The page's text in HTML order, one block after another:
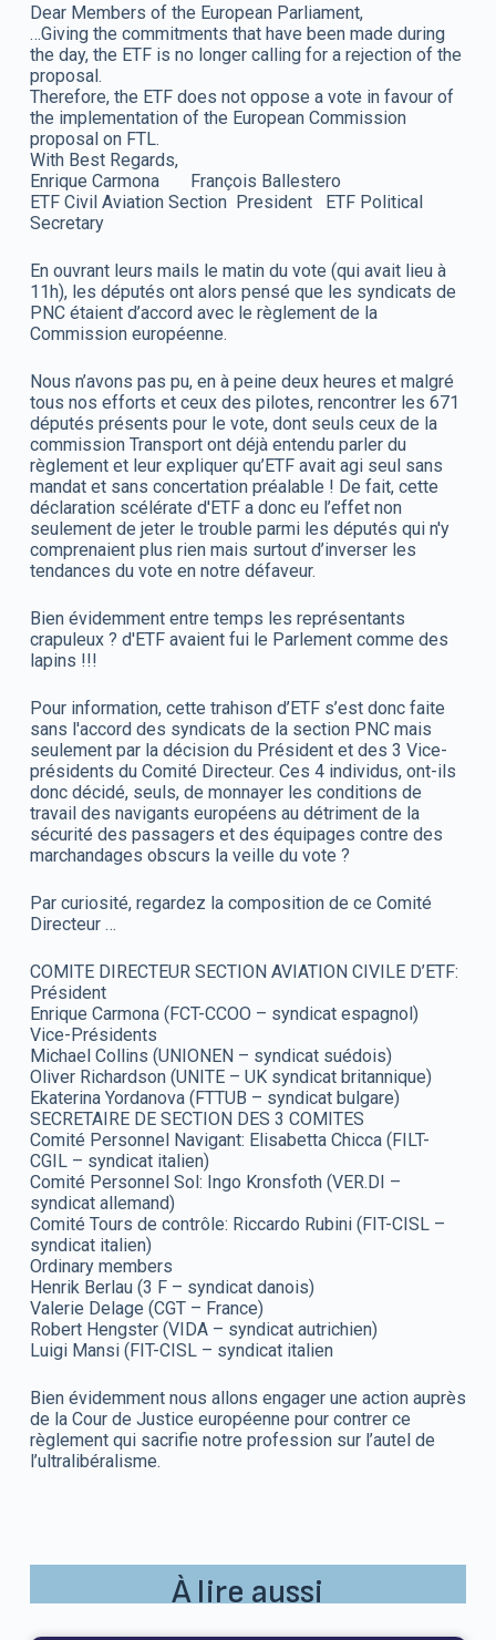
Dear Members of the European Parliament,
…Giving the commitments that have been made during
the day, the ETF is no longer calling for a rejection of the
proposal.
Therefore, the ETF does not oppose a vote in favour of
the implementation of the European Commission
proposal on FTL.
With Best Regards,
Enrique Carmona François Ballestero
ETF Civil Aviation Section President ETF Political
Secretary
En ouvrant leurs mails le matin du vote (qui avait lieu à
11h), les députés ont alors pensé que les syndicats de
PNC étaient d’accord avec le règlement de la
Commission européenne.
Nous n’avons pas pu, en à peine deux heures et malgré
tous nos efforts et ceux des pilotes, rencontrer les 671
députés présents pour le vote, dont seuls ceux de la
commission Transport ont déjà entendu parler du
règlement et leur expliquer qu’ETF avait agi seul sans
mandat et sans concertation préalable ! De fait, cette
déclaration scélérate d'ETF a donc eu l’effet non
seulement de jeter le trouble parmi les députés qui n'y
comprenaient plus rien mais surtout d’inverser les
tendances du vote en notre défaveur.
Bien évidemment entre temps les représentants
crapuleux ? d'ETF avaient fui le Parlement comme des
lapins !!!
Pour information, cette trahison d’ETF s’est donc faite
sans l'accord des syndicats de la section PNC mais
seulement par la décision du Président et des 3 Vice-
présidents du Comité Directeur. Ces 4 individus, ont-ils
donc décidé, seuls, de monnayer les conditions de
travail des navigants européens au détriment de la
sécurité des passagers et des équipages contre des
marchandages obscurs la veille du vote ?
Par curiosité, regardez la composition de ce Comité
Directeur …
COMITE DIRECTEUR SECTION AVIATION CIVILE D’ETF:
Président
Enrique Carmona (FCT-CCOO – syndicat espagnol)
Vice-Présidents
Michael Collins (UNIONEN – syndicat suédois)
Oliver Richardson (UNITE – UK syndicat britannique)
Ekaterina Yordanova (FTTUB – syndicat bulgare)
SECRETAIRE DE SECTION DES 3 COMITES
Comité Personnel Navigant: Elisabetta Chicca (FILT-
CGIL – syndicat italien)
Comité Personnel Sol: Ingo Kronsfoth (VER.DI –
syndicat allemand)
Comité Tours de contrôle: Riccardo Rubini (FIT-CISL –
syndicat italien)
Ordinary members
Henrik Berlau (3 F – syndicat danois)
Valerie Delage (CGT – France)
Robert Hengster (VIDA – syndicat autrichien)
Luigi Mansi (FIT-CISL – syndicat italien
Bien évidemment nous allons engager une action auprès
de la Cour de Justice européenne pour contrer ce
règlement qui sacrifie notre profession sur l’autel de
l’ultralibéralisme.
À lire aussi